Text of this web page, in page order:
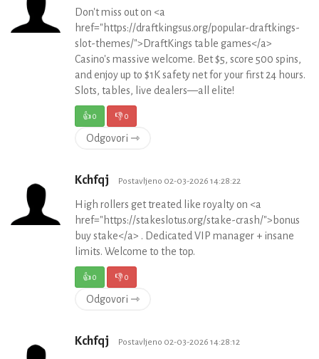
Don't miss out on <a
href="https://draftkingsus.org/popular-draftkings-
slot-themes/">DraftKings table games</a>
Casino's massive welcome. Bet $5, score 500 spins,
and enjoy up to $1K safety net for your first 24 hours.
Slots, tables, live dealers—all elite!
👍0 👎0
Odgovori ⇾
Kchfqj Postavljeno 02-03-2026 14:28:22
High rollers get treated like royalty on <a
href="https://stakeslotus.org/stake-crash/">bonus
buy stake</a> . Dedicated VIP manager + insane
limits. Welcome to the top.
👍0 👎0
Odgovori ⇾
Kchfqj Postavljeno 02-03-2026 14:28:12